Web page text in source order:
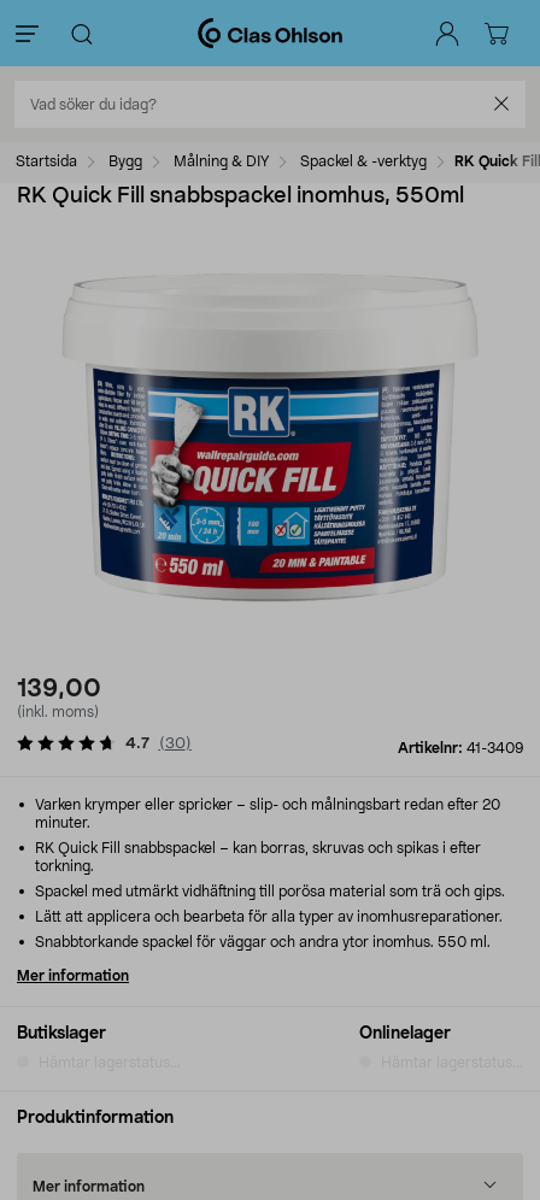
Startsida Bygg Målning & DIY Spackel & -verktyg RK Quick
RK Quick Fill snabbspackel inomhus, 550ml
139,00
(inkl. moms)
Artikelnr: 41-3409
4.7 (30)
Butikslager Onlinelager
Varken krymper eller spricker – slip- och målningsbart redan efter 20
minuter.
RK Quick Fill snabbspackel – kan borras, skruvas och spikas i efter
torkning.
Spackel med utmärkt vidhäftning till porösa material som trä och gips.
Lätt att applicera och bearbeta för alla typer av inomhusreparationer.
Snabbtorkande spackel för väggar och andra ytor inomhus. 550 ml.
Mer information
Produktinformation
Mer information